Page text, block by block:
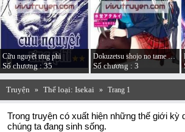
Cữu nguyệt ưng phi
Số chương : 35
Dokuzetsu shojo no tame ni kitaku-bu yamemashita
Số chương : 3
Truyện » Thể loại: Isekai » Trang 1
Trong truyện có xuất hiện những thế giới kỳ
chúng ta đang sinh sống.